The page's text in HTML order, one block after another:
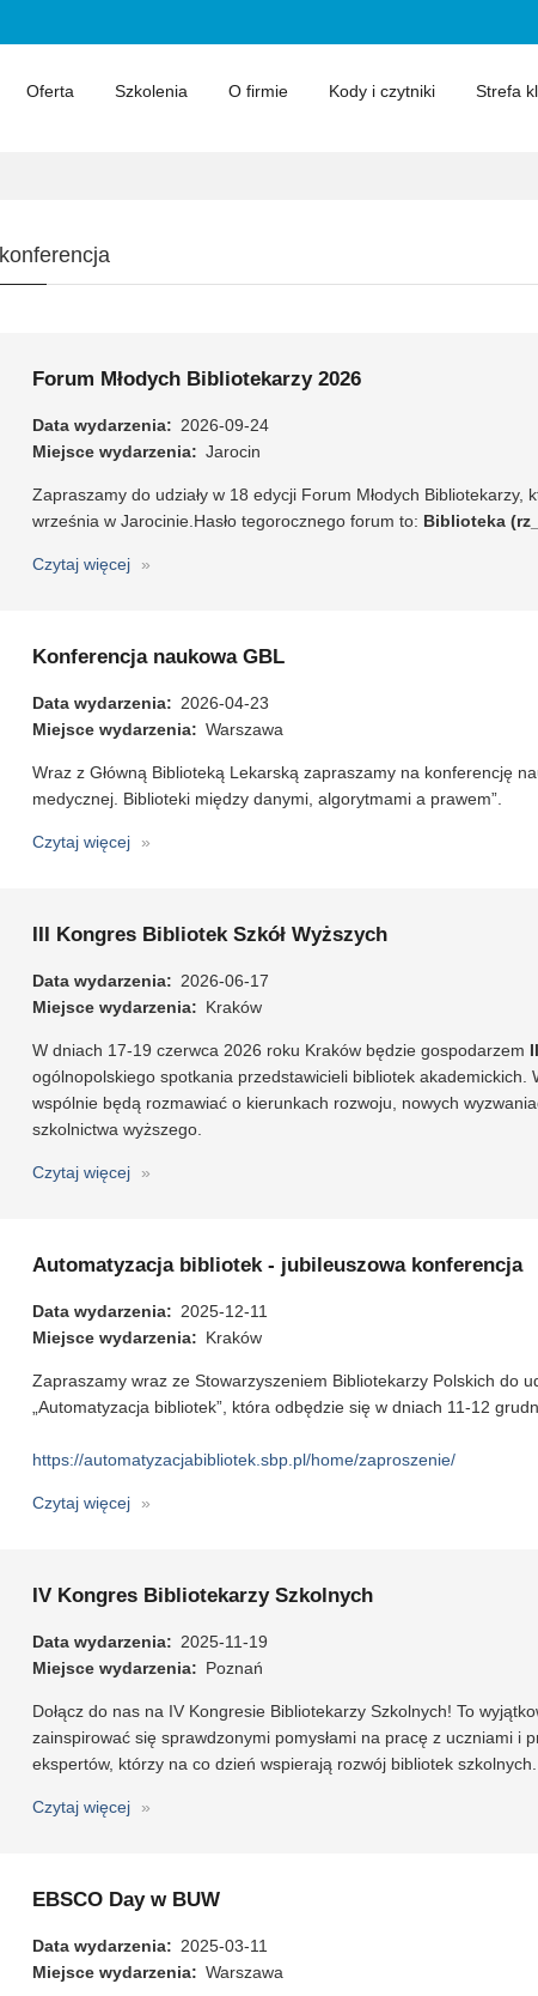
Oferta Szkolenia O firmie Kody i czytniki Strefa
konferencja
Forum Młodych Bibliotekarzy 2026
Data wydarzenia
2026-09-24
Miejsce wydarzenia
Jarocin
Zapraszamy do udziały w 18 edycji Forum Młodych Bibliotekarzy,
września w Jarocinie.Hasło tegorocznego forum to: Biblioteka
Czytaj więcej
o
2026
Konferencja naukowa GBL
Data wydarzenia
2026-04-23
Miejsce wydarzenia
Warszawa
Wraz z Główną Biblioteką Lekarską zapraszamy na konferencję
medycznej. Biblioteki między danymi, algorytmami a prawem”.
Czytaj więcej
o
III Kongres Bibliotek Szkół Wyższych
Data wydarzenia
2026-06-17
Miejsce wydarzenia
Kraków
W dniach 17-19 czerwca 2026 roku Kraków będzie gospodarzem
ogólnopolskiego spotkania przedstawicieli bibliotek akademickich.
wspólnie będą rozmawiać o kierunkach rozwoju, nowych
szkolnictwa wyższego.
Czytaj więcej
o
Szkół
Wyższych
Automatyzacja bibliotek - jubileuszowa konferencja
Data wydarzenia
2025-12-11
Miejsce wydarzenia
Kraków
Zapraszamy wraz ze Stowarzyszeniem Bibliotekarzy Polskich do
„Automatyzacja bibliotek”, która odbędzie się w dniach 11-12
https://automatyzacjabibliotek.sbp.pl/home/zaproszenie/
Czytaj więcej
o
jubileuszowa
konferencja
IV Kongres Bibliotekarzy Szkolnych
Data wydarzenia
2025-11-19
Miejsce wydarzenia
Poznań
Dołącz do nas na IV Kongresie Bibliotekarzy Szkolnych! To
zainspirować się sprawdzonymi pomysłami na pracę z uczniami i
ekspertów, którzy na co dzień wspierają rozwój bibliotek szkolnych.
Czytaj więcej
o
Szkolnych
EBSCO Day w BUW
Data wydarzenia
2025-03-11
Miejsce wydarzenia
Warszawa